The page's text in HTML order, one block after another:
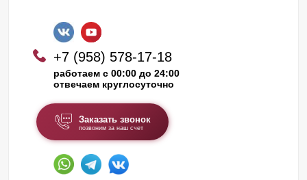
+7 (958) 578-17-18
работаем с 00:00 до 24:00
отвечаем круглосуточно
Заказать звонок
позвоним за наш счет